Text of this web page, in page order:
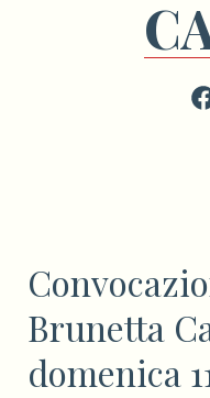
Brunetta
domenica